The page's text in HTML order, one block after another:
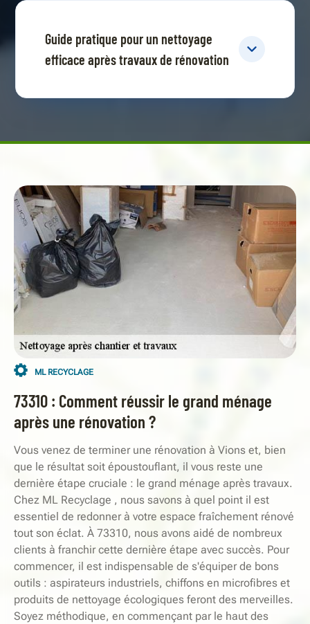
Guide pratique pour un nettoyage
efficace après travaux de rénovation
ML RECYCLAGE
73310 : Comment réussir le grand ménage
après une rénovation ?
Vous venez de terminer une rénovation à Vions et, bien
que le résultat soit époustouflant, il vous reste une
dernière étape cruciale : le grand ménage après travaux.
Chez ML Recyclage , nous savons à quel point il est
essentiel de redonner à votre espace fraîchement rénové
tout son éclat. À 73310, nous avons aidé de nombreux
clients à franchir cette dernière étape avec succès. Pour
commencer, il est indispensable de s'équiper de bons
outils : aspirateurs industriels, chiffons en microfibres et
produits de nettoyage écologiques feront des merveilles.
Soyez méthodique, en commençant par le haut des